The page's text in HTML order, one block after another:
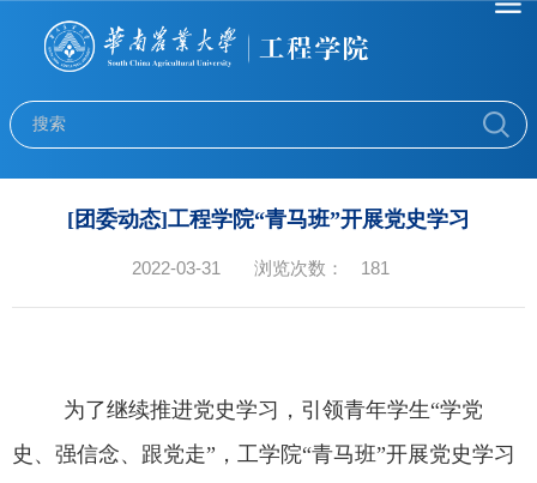
[团委动态]工程学院“青马班”开展党史学习
2022-03-31 浏览次数： 181
为了继续推进党史学习，引领青年学生“学党
史、强信念、跟党走”，工学院“青马班”开展党史学习